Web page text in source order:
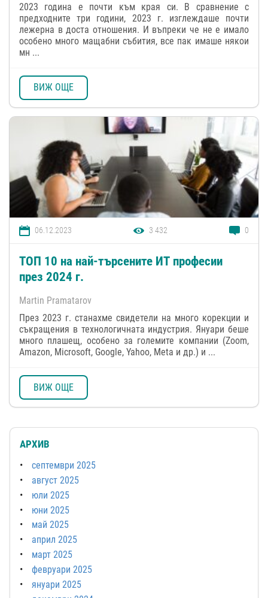
2023 година е почти към края си. В сравнение с
предходните три години, 2023 г. изглеждаше почти
лежерна в доста отношения. И въпреки че не е имало
особено много мащабни събития, все пак имаше някои
мн ...
ВИЖ ОЩЕ
06.12.2023 3 432 0
ТОП 10 на най-търсените ИТ професии
през 2024 г.
Martin Pramatarov
През 2023 г. станахме свидетели на много корекции и
съкращения в технологичната индустрия. Януари беше
много плашещ, особено за големите компании (Zoom,
Amazon, Microsoft, Google, Yahoo, Meta и др.) и ...
ВИЖ ОЩЕ
АРХИВ
септември 2025
август 2025
юли 2025
юни 2025
май 2025
април 2025
март 2025
февруари 2025
януари 2025